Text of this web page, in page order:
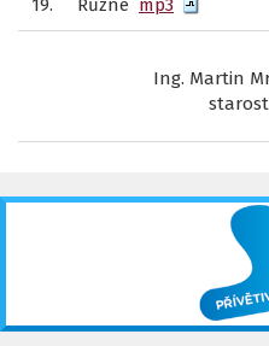
19. Různé mp3
Ing. Martin